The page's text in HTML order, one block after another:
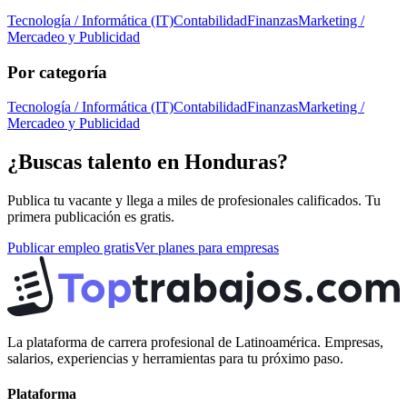
Tecnología / Informática (IT)ContabilidadFinanzasMarketing /
Mercadeo y Publicidad
Por categoría
Tecnología / Informática (IT)ContabilidadFinanzasMarketing /
Mercadeo y Publicidad
¿Buscas talento en Honduras?
Publica tu vacante y llega a miles de profesionales calificados. Tu
primera publicación es gratis.
Publicar empleo gratisVer planes para empresas
La plataforma de carrera profesional de Latinoamérica. Empresas,
salarios, experiencias y herramientas para tu próximo paso.
Plataforma